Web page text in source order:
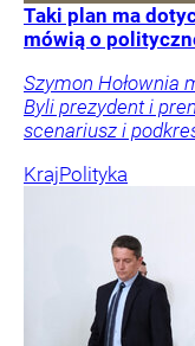
Taki plan ma
mówią o
Szymon Hołownia
Byli prezydent i
scenariusz i
KrajPolityka